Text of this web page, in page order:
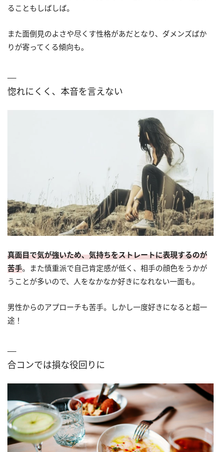
ることもしばしば。
また面倒見のよさや尽くす性格があだとなり、ダメンズばか
りが寄ってくる傾向も。
惚れにくく、本音を言えない
真面目で気が強いため、気持ちをストレートに表現するのが
苦手。また慎重派で自己肯定感が低く、相手の顔色をうかが
うことが多いので、人をなかなか好きになれない一面も。
男性からのアプローチも苦手。しかし一度好きになると超一
途！
合コンでは損な役回りに